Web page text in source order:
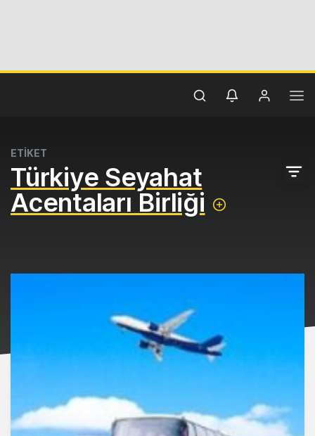
ETİKET
Türkiye Seyahat
Acentaları Birliği